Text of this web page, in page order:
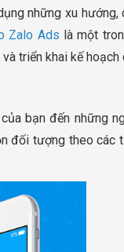
những xu
Zalo Ads là một
triển khai kế hoạch
bạn đến những
đối tượng theo các